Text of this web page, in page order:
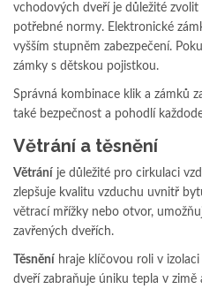
vchodových dveří je důležité
potřebné normy. Elektronické
vyšším stupněm zabezpečení.
zámky s dětskou pojistkou.
Správná kombinace klik a zámků
také bezpečnost a pohodlí
Větrání a těsnění
Větrání je důležité pro cirkulaci
zlepšuje kvalitu vzduchu uvnitř
větrací mřížky nebo otvor,
zavřených dveřích.
Těsnění hraje klíčovou roli v
dveří zabraňuje úniku tepla v